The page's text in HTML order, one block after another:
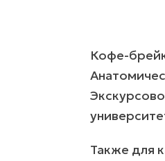
Кофе-
Также для